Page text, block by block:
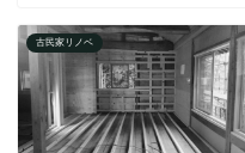
古民家リノベ